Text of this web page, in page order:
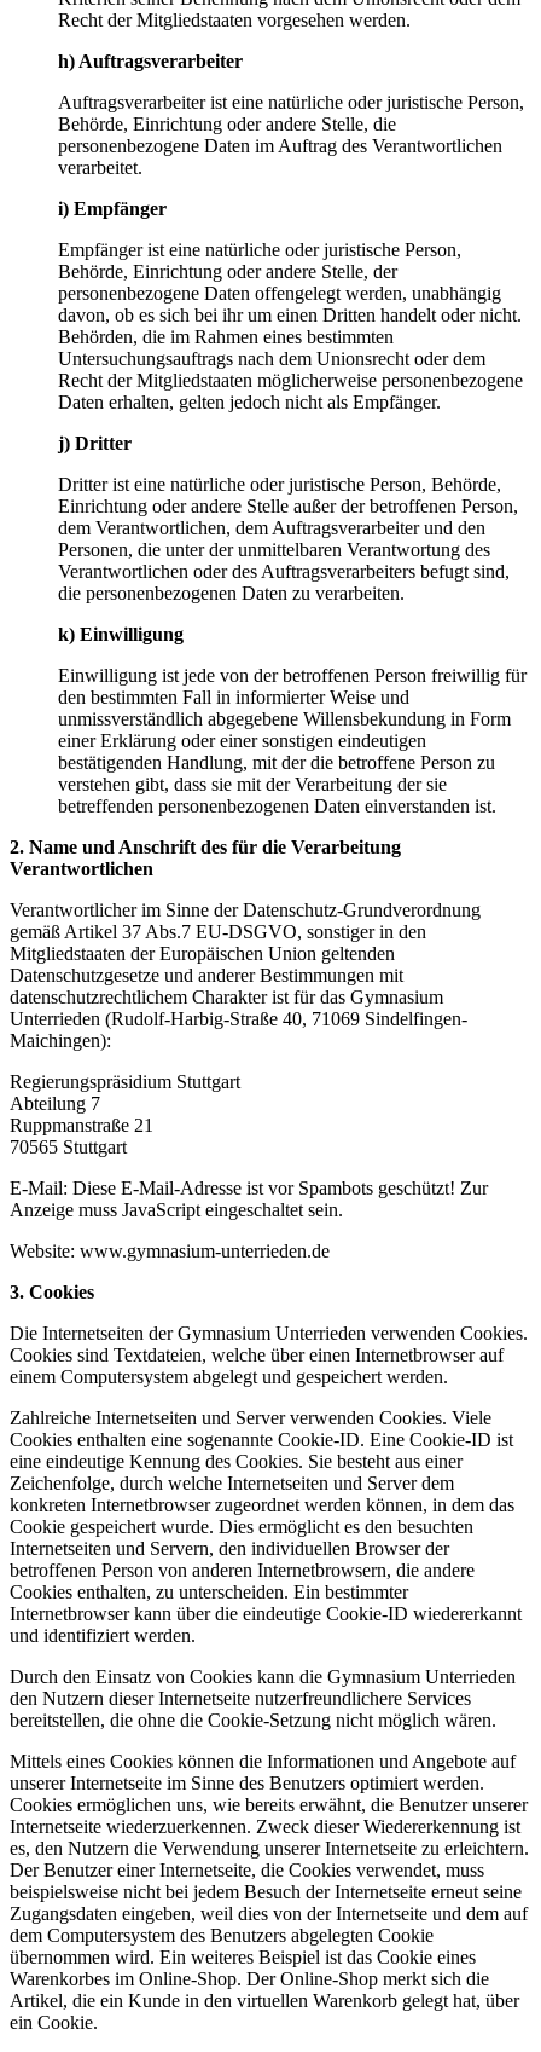
Recht der Mitgliedstaaten vorgesehen werden.
h) Auftragsverarbeiter
Auftragsverarbeiter ist eine natürliche oder juristische Person,
Behörde, Einrichtung oder andere Stelle, die
personenbezogene Daten im Auftrag des Verantwortlichen
verarbeitet.
i) Empfänger
Empfänger ist eine natürliche oder juristische Person,
Behörde, Einrichtung oder andere Stelle, der
personenbezogene Daten offengelegt werden, unabhängig
davon, ob es sich bei ihr um einen Dritten handelt oder nicht.
Behörden, die im Rahmen eines bestimmten
Untersuchungsauftrags nach dem Unionsrecht oder dem
Recht der Mitgliedstaaten möglicherweise personenbezogene
Daten erhalten, gelten jedoch nicht als Empfänger.
j) Dritter
Dritter ist eine natürliche oder juristische Person, Behörde,
Einrichtung oder andere Stelle außer der betroffenen Person,
dem Verantwortlichen, dem Auftragsverarbeiter und den
Personen, die unter der unmittelbaren Verantwortung des
Verantwortlichen oder des Auftragsverarbeiters befugt sind,
die personenbezogenen Daten zu verarbeiten.
k) Einwilligung
Einwilligung ist jede von der betroffenen Person freiwillig für
den bestimmten Fall in informierter Weise und
unmissverständlich abgegebene Willensbekundung in Form
einer Erklärung oder einer sonstigen eindeutigen
bestätigenden Handlung, mit der die betroffene Person zu
verstehen gibt, dass sie mit der Verarbeitung der sie
betreffenden personenbezogenen Daten einverstanden ist.
2. Name und Anschrift des für die Verarbeitung
Verantwortlichen
Verantwortlicher im Sinne der Datenschutz-Grundverordnung
gemäß Artikel 37 Abs.7 EU-DSGVO, sonstiger in den
Mitgliedstaaten der Europäischen Union geltenden
Datenschutzgesetze und anderer Bestimmungen mit
datenschutzrechtlichem Charakter ist für das Gymnasium
Unterrieden (Rudolf-Harbig-Straße 40, 71069 Sindelfingen-
Maichingen):
Regierungspräsidium Stuttgart
Abteilung 7
Ruppmanstraße 21
70565 Stuttgart
E-Mail: Diese E-Mail-Adresse ist vor Spambots geschützt! Zur
Anzeige muss JavaScript eingeschaltet sein.
Website: www.gymnasium-unterrieden.de
3. Cookies
Die Internetseiten der Gymnasium Unterrieden verwenden Cookies.
Cookies sind Textdateien, welche über einen Internetbrowser auf
einem Computersystem abgelegt und gespeichert werden.
Zahlreiche Internetseiten und Server verwenden Cookies. Viele
Cookies enthalten eine sogenannte Cookie-ID. Eine Cookie-ID ist
eine eindeutige Kennung des Cookies. Sie besteht aus einer
Zeichenfolge, durch welche Internetseiten und Server dem
konkreten Internetbrowser zugeordnet werden können, in dem das
Cookie gespeichert wurde. Dies ermöglicht es den besuchten
Internetseiten und Servern, den individuellen Browser der
betroffenen Person von anderen Internetbrowsern, die andere
Cookies enthalten, zu unterscheiden. Ein bestimmter
Internetbrowser kann über die eindeutige Cookie-ID wiedererkannt
und identifiziert werden.
Durch den Einsatz von Cookies kann die Gymnasium Unterrieden
den Nutzern dieser Internetseite nutzerfreundlichere Services
bereitstellen, die ohne die Cookie-Setzung nicht möglich wären.
Mittels eines Cookies können die Informationen und Angebote auf
unserer Internetseite im Sinne des Benutzers optimiert werden.
Cookies ermöglichen uns, wie bereits erwähnt, die Benutzer unserer
Internetseite wiederzuerkennen. Zweck dieser Wiedererkennung ist
es, den Nutzern die Verwendung unserer Internetseite zu erleichtern.
Der Benutzer einer Internetseite, die Cookies verwendet, muss
beispielsweise nicht bei jedem Besuch der Internetseite erneut seine
Zugangsdaten eingeben, weil dies von der Internetseite und dem auf
dem Computersystem des Benutzers abgelegten Cookie
übernommen wird. Ein weiteres Beispiel ist das Cookie eines
Warenkorbes im Online-Shop. Der Online-Shop merkt sich die
Artikel, die ein Kunde in den virtuellen Warenkorb gelegt hat, über
ein Cookie.